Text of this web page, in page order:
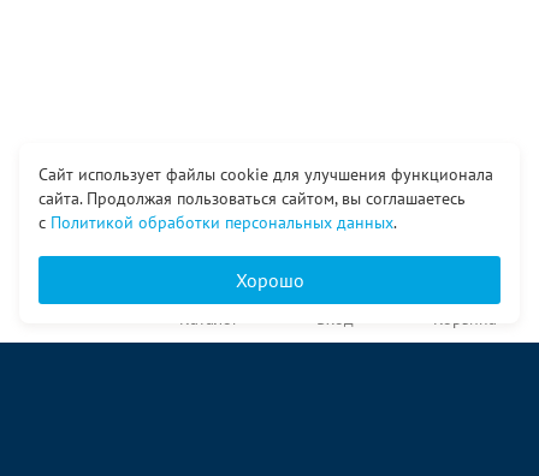
Сайт использует файлы cookie для улучшения функционала
сайта. Продолжая пользоваться сайтом, вы соглашаетесь
с Политикой обработки персональных данных.
Хорошо